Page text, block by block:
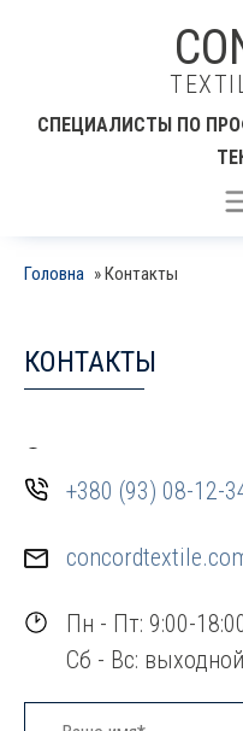
СПЕЦИАЛИСТЫ ПО
Головна »Контакты
КОНТАКТЫ
+380 (93) 08-12-
Пн - Пт: 9:00-
Сб - Вс: выходной